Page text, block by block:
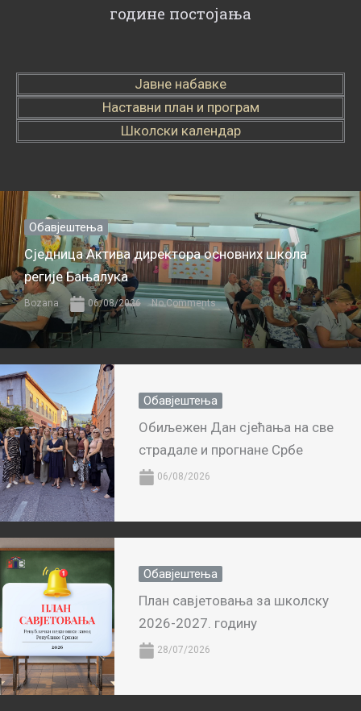
године постојања
Јавне набавке
Наставни план и програм
Школски календар
Обавјештења
Сједница Актива директора основних школа
регије Бањалука
Bozana 06/08/2026 No Comments
Обавјештења
Обиљежен Дан сјећања на све
страдале и прогнане Србе
06/08/2026
Обавјештења
План савјетовања за школску
2026-2027. годину
28/07/2026